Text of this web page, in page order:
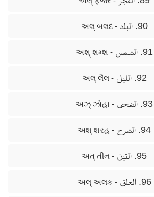
90. البلد - અલ્ બલદ
91. الشمس - અશ્ શમ્શ
92. الليل - અલ્ લૈલ
93. الضحى - અઝ્ ઝોહા
94. الشرح - અશ્ શરહ
95. التين - અત્ તીન
96. العلق - અલ્ અલક